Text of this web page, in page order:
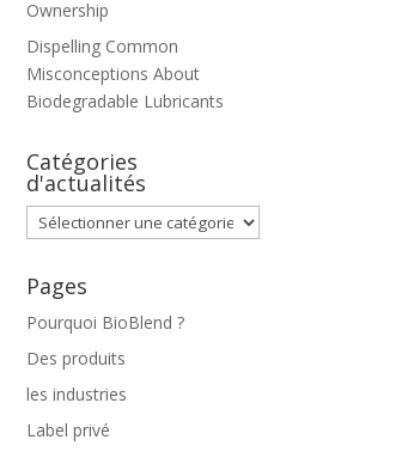
Ownership
Dispelling Common
Misconceptions About
Biodegradable Lubricants
Catégories
d'actualités
Catégories
d'actualités
Pages
Pourquoi BioBlend ?
Des produits
les industries
Label privé